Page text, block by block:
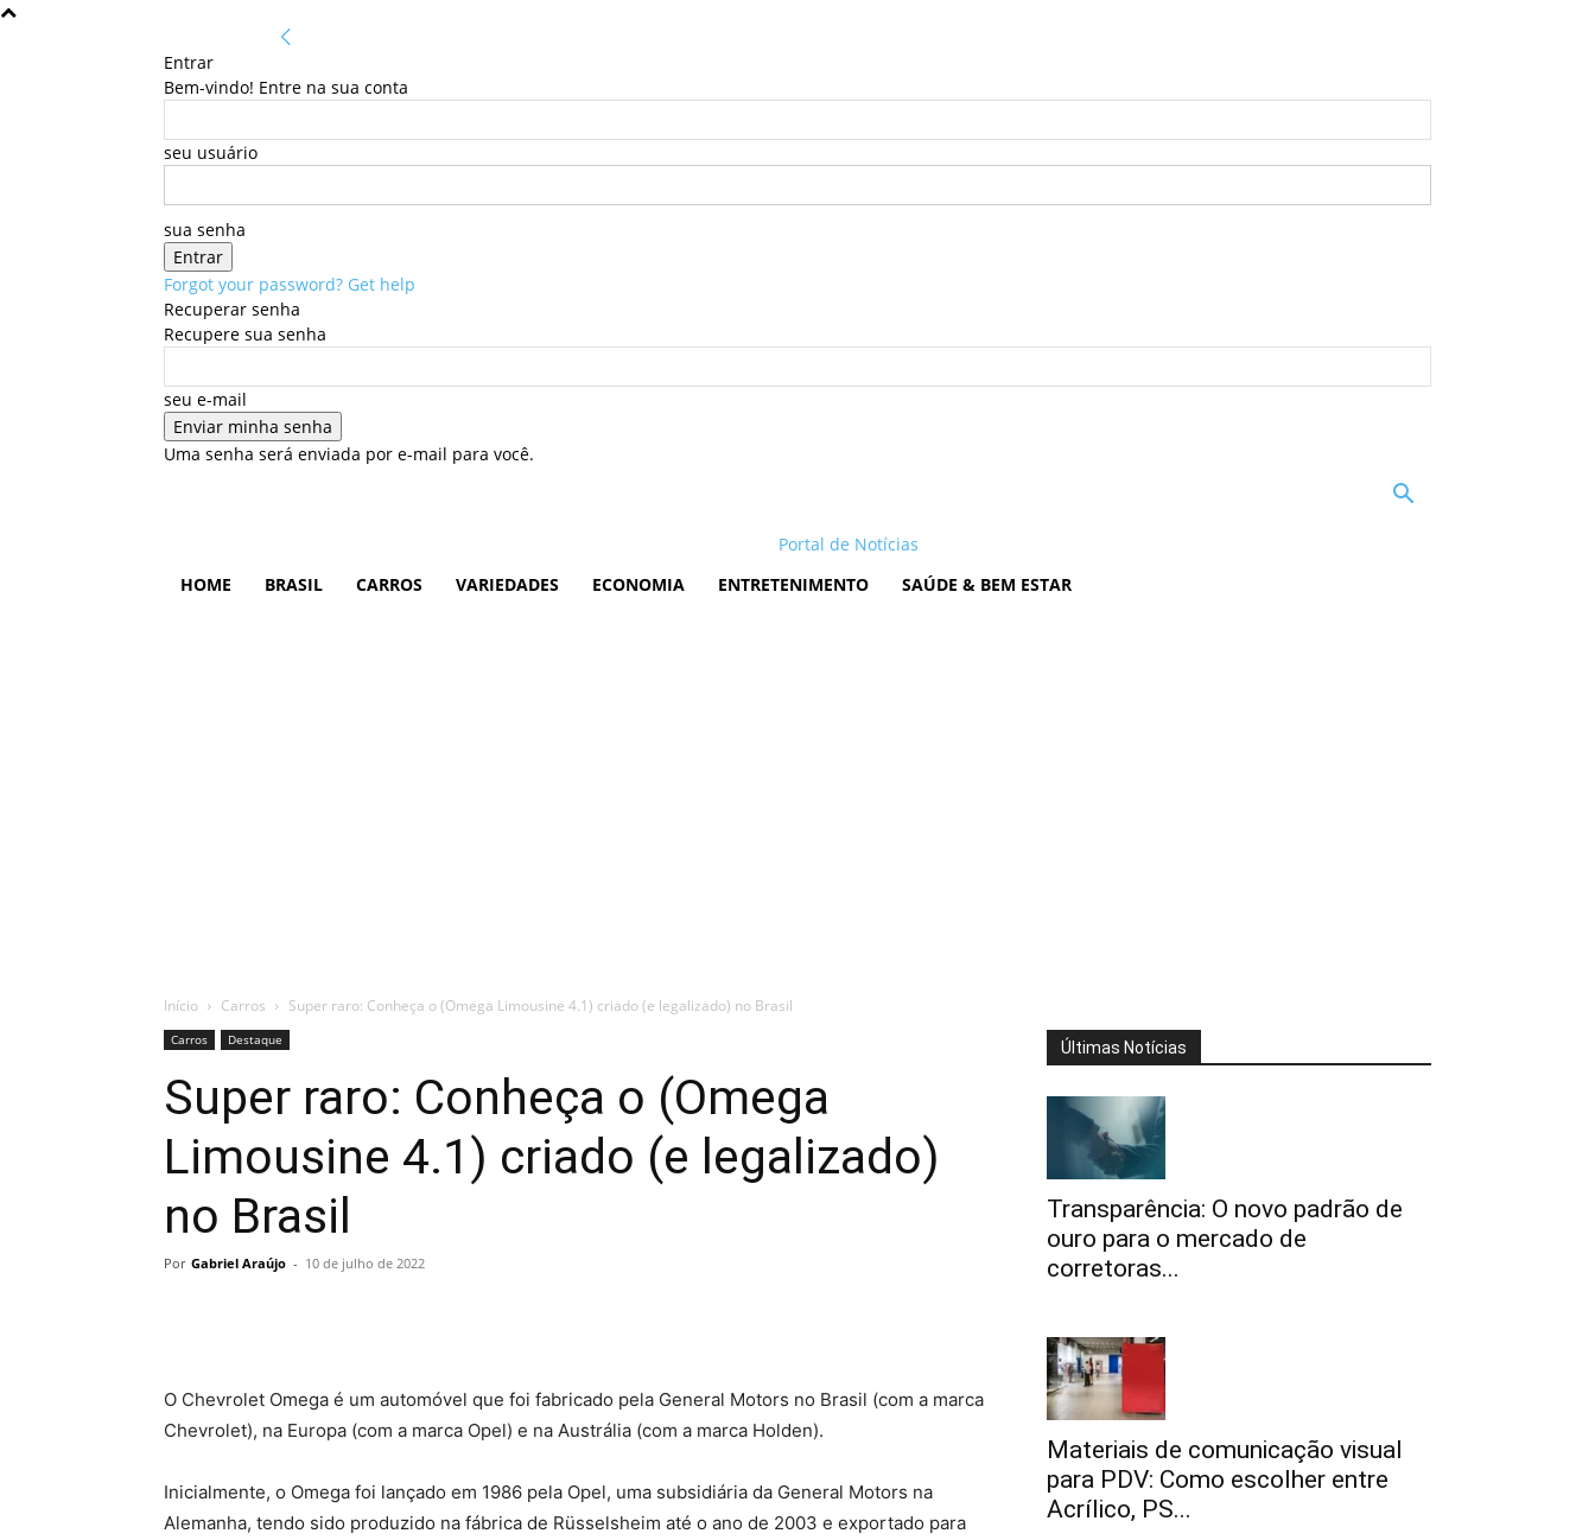
Entrar
Bem-vindo! Entre na sua conta
seu usuário
sua senha
Forgot your password? Get help
Recuperar senha
Recupere sua senha
seu e-mail
Uma senha será enviada por e-mail para você.
Portal de Notícias
HOME
BRASIL CARROS VARIEDADES ECONOMIA ENTRETENIMENTO SAÚDE & BEM ESTAR
Início Carros Super raro: Conheça o (Omega Limousine 4.1) criado (e legalizado) no Brasil
Carros Destaque
Super raro: Conheça o (Omega
Limousine 4.1) criado (e legalizado)
no Brasil
Por Gabriel Araújo - 10 de julho de 2022
O Chevrolet Omega é um automóvel que foi fabricado pela General Motors no Brasil (com a marca
Chevrolet), na Europa (com a marca Opel) e na Austrália (com a marca Holden).
Inicialmente, o Omega foi lançado em 1986 pela Opel, uma subsidiária da General Motors na
Alemanha, tendo sido produzido na fábrica de Rüsselsheim até o ano de 2003 e exportado para
Últimas Notícias
Transparência: O novo padrão de
ouro para o mercado de
corretoras...
Materiais de comunicação visual
para PDV: Como escolher entre
Acrílico, PS...